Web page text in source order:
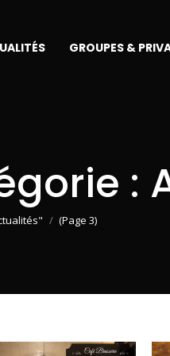
GROUPES &
:
(Page 3)